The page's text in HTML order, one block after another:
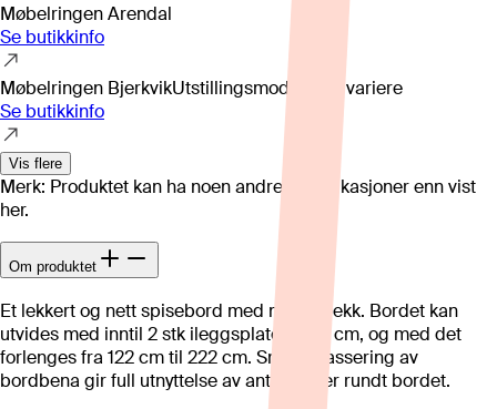
Møbelringen Arendal
Se butikkinfo
Møbelringen BjerkvikUtstillingsmodell kan variere
Se butikkinfo
Vis flere
Merk: Produktet kan ha noen andre spesifikasjoner enn vist
her.
Om produktet
Et lekkert og nett spisebord med midtuttrekk. Bordet kan
utvides med inntil 2 stk ileggsplater a 50 cm, og med det
forlenges fra 122 cm til 222 cm. Smart plassering av
bordbena gir full utnyttelse av antall stoler rundt bordet.